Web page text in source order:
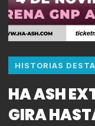
HISTORIAS
HA ASH
GIRA